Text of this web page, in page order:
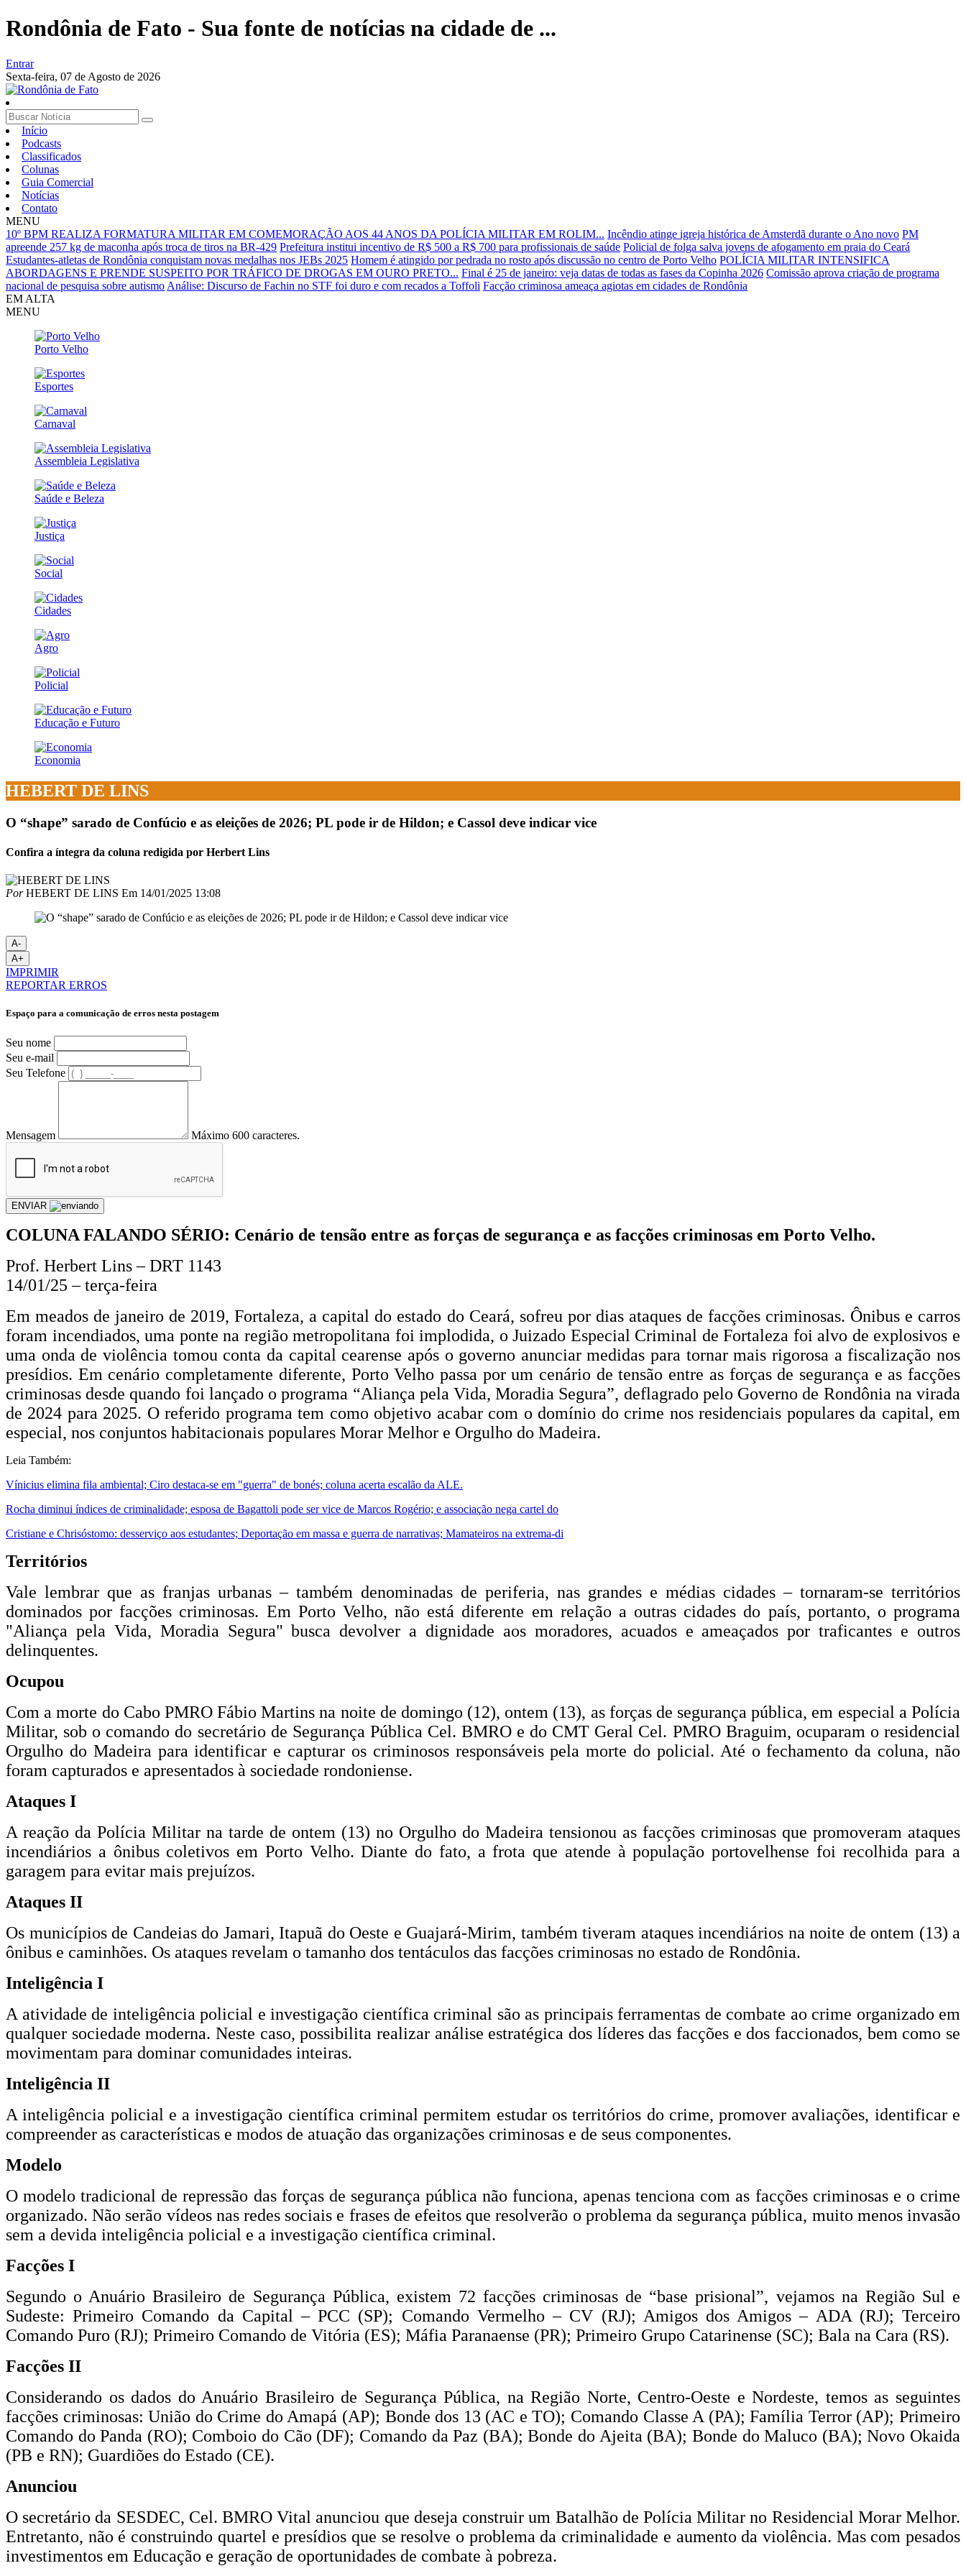
Rondônia de Fato - Sua fonte de notícias na cidade de ...
Entrar
Sexta-feira, 07 de Agosto de 2026
Início
Podcasts
Classificados
Colunas
Guia Comercial
Notícias
Contato
MENU
10º BPM REALIZA FORMATURA MILITAR EM COMEMORAÇÃO AOS 44 ANOS DA POLÍCIA MILITAR EM ROLIM... Incêndio atinge igreja histórica de Amsterdã durante o Ano novo PM
apreende 257 kg de maconha após troca de tiros na BR-429 Prefeitura institui incentivo de R$ 500 a R$ 700 para profissionais de saúde Policial de folga salva jovens de afogamento em praia do Ceará
Estudantes-atletas de Rondônia conquistam novas medalhas nos JEBs 2025 Homem é atingido por pedrada no rosto após discussão no centro de Porto Velho POLÍCIA MILITAR INTENSIFICA
ABORDAGENS E PRENDE SUSPEITO POR TRÁFICO DE DROGAS EM OURO PRETO... Final é 25 de janeiro: veja datas de todas as fases da Copinha 2026 Comissão aprova criação de programa
nacional de pesquisa sobre autismo Análise: Discurso de Fachin no STF foi duro e com recados a Toffoli Facção criminosa ameaça agiotas em cidades de Rondônia
EM ALTA
MENU
Porto Velho
Esportes
Carnaval
Assembleia Legislativa
Saúde e Beleza
Justiça
Social
Cidades
Agro
Policial
Educação e Futuro
Economia
HEBERT DE LINS
O “shape” sarado de Confúcio e as eleições de 2026; PL pode ir de Hildon; e Cassol deve indicar vice
Confira a íntegra da coluna redigida por Herbert Lins
PorHEBERT DE LINS Em 14/01/2025 13:08
A-
A+
IMPRIMIR
REPORTAR ERROS
Espaço para a comunicação de erros nesta postagem
Seu nome
Seu e-mail
Seu Telefone
Mensagem Máximo 600 caracteres.
ENVIAR
COLUNA FALANDO SÉRIO: Cenário de tensão entre as forças de segurança e as facções criminosas em Porto Velho.
Prof. Herbert Lins – DRT 1143
14/01/25 – terça-feira
Em meados de janeiro de 2019, Fortaleza, a capital do estado do Ceará, sofreu por dias ataques de facções criminosas. Ônibus e carros
foram incendiados, uma ponte na região metropolitana foi implodida, o Juizado Especial Criminal de Fortaleza foi alvo de explosivos e
uma onda de violência tomou conta da capital cearense após o governo anunciar medidas para tornar mais rigorosa a fiscalização nos
presídios. Em cenário completamente diferente, Porto Velho passa por um cenário de tensão entre as forças de segurança e as facções
criminosas desde quando foi lançado o programa “Aliança pela Vida, Moradia Segura”, deflagrado pelo Governo de Rondônia na virada
de 2024 para 2025. O referido programa tem como objetivo acabar com o domínio do crime nos residenciais populares da capital, em
especial, nos conjuntos habitacionais populares Morar Melhor e Orgulho do Madeira.
Leia Também:
Vínicius elimina fila ambiental; Ciro destaca-se em "guerra" de bonés; coluna acerta escalão da ALE.
Rocha diminui índices de criminalidade; esposa de Bagattoli pode ser vice de Marcos Rogério; e associação nega cartel do
Cristiane e Chrisóstomo: desserviço aos estudantes; Deportação em massa e guerra de narrativas; Mamateiros na extrema-di
Territórios
Vale lembrar que as franjas urbanas – também denominadas de periferia, nas grandes e médias cidades – tornaram-se territórios
dominados por facções criminosas. Em Porto Velho, não está diferente em relação a outras cidades do país, portanto, o programa
"Aliança pela Vida, Moradia Segura" busca devolver a dignidade aos moradores, acuados e ameaçados por traficantes e outros
delinquentes.
Ocupou
Com a morte do Cabo PMRO Fábio Martins na noite de domingo (12), ontem (13), as forças de segurança pública, em especial a Polícia
Militar, sob o comando do secretário de Segurança Pública Cel. BMRO e do CMT Geral Cel. PMRO Braguim, ocuparam o residencial
Orgulho do Madeira para identificar e capturar os criminosos responsáveis pela morte do policial. Até o fechamento da coluna, não
foram capturados e apresentados à sociedade rondoniense.
Ataques I
A reação da Polícia Militar na tarde de ontem (13) no Orgulho do Madeira tensionou as facções criminosas que promoveram ataques
incendiários a ônibus coletivos em Porto Velho. Diante do fato, a frota que atende à população portovelhense foi recolhida para a
garagem para evitar mais prejuízos.
Ataques II
Os municípios de Candeias do Jamari, Itapuã do Oeste e Guajará-Mirim, também tiveram ataques incendiários na noite de ontem (13) a
ônibus e caminhões. Os ataques revelam o tamanho dos tentáculos das facções criminosas no estado de Rondônia.
Inteligência I
A atividade de inteligência policial e investigação científica criminal são as principais ferramentas de combate ao crime organizado em
qualquer sociedade moderna. Neste caso, possibilita realizar análise estratégica dos líderes das facções e dos faccionados, bem como se
movimentam para dominar comunidades inteiras.
Inteligência II
A inteligência policial e a investigação científica criminal permitem estudar os territórios do crime, promover avaliações, identificar e
compreender as características e modos de atuação das organizações criminosas e de seus componentes.
Modelo
O modelo tradicional de repressão das forças de segurança pública não funciona, apenas tenciona com as facções criminosas e o crime
organizado. Não serão vídeos nas redes sociais e frases de efeitos que resolverão o problema da segurança pública, muito menos invasão
sem a devida inteligência policial e a investigação científica criminal.
Facções I
Segundo o Anuário Brasileiro de Segurança Pública, existem 72 facções criminosas de “base prisional”, vejamos na Região Sul e
Sudeste: Primeiro Comando da Capital – PCC (SP); Comando Vermelho – CV (RJ); Amigos dos Amigos – ADA (RJ); Terceiro
Comando Puro (RJ); Primeiro Comando de Vitória (ES); Máfia Paranaense (PR); Primeiro Grupo Catarinense (SC); Bala na Cara (RS).
Facções II
Considerando os dados do Anuário Brasileiro de Segurança Pública, na Região Norte, Centro-Oeste e Nordeste, temos as seguintes
facções criminosas: União do Crime do Amapá (AP); Bonde dos 13 (AC e TO); Comando Classe A (PA); Família Terror (AP); Primeiro
Comando do Panda (RO); Comboio do Cão (DF); Comando da Paz (BA); Bonde do Ajeita (BA); Bonde do Maluco (BA); Novo Okaida
(PB e RN); Guardiões do Estado (CE).
Anunciou
O secretário da SESDEC, Cel. BMRO Vital anunciou que deseja construir um Batalhão de Polícia Militar no Residencial Morar Melhor.
Entretanto, não é construindo quartel e presídios que se resolve o problema da criminalidade e aumento da violência. Mas com pesados
investimentos em Educação e geração de oportunidades de combate à pobreza.